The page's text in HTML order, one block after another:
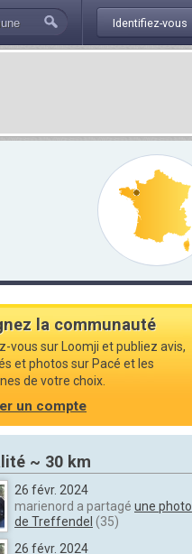
Identifiez-vous
la communauté
vous sur Loomji et publiez avis,
et photos sur Pacé et les
de votre choix.
un compte
~ 30 km
26 févr. 2024
marienord a partagé une photo
de Treffendel (35)
26 févr. 2024